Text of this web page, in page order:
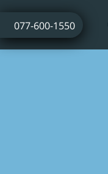
077-600-1550